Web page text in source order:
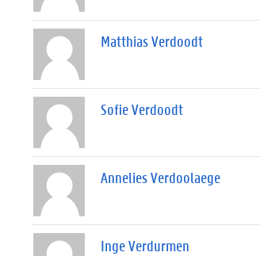
Matthias Verdoodt
Sofie Verdoodt
Annelies Verdoolaege
Inge Verdurmen